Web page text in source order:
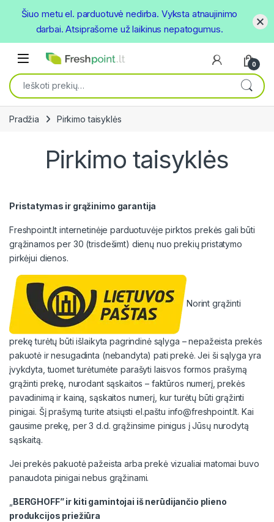
Open
0
Ieškoti:
Pradžia Pirkimo taisyklės
Pirkimo taisyklės
Pristatymas ir grąžinimo garantija
Freshpoint.lt internetinėje parduotuvėje pirktos prekės gali būti
grąžinamos per 30 (trisdešimt) dienų nuo prekių pristatymo
pirkėjui dienos.
Norint grąžinti
prekę turėtų būti išlaikyta pagrindinė sąlyga – nepažeista prekės
pakuotė ir nesugadinta (nebandyta) pati prekė. Jei ši sąlyga yra
įvykdyta, tuomet turėtumėte parašyti laisvos formos prašymą
grąžinti prekę, nurodant sąskaitos – faktūros numerį, prekės
pavadinimą ir kainą, sąskaitos numerį, kur turėtų būti grąžinti
pinigai. Šį prašymą turite atsiųsti el.paštu info@freshpoint.lt. Kai
gausime prekę, per 3 d.d. grąžinsime pinigus į Jūsų nurodytą
sąskaitą.
Jei prekės pakuotė pažeista arba prekė vizualiai matomai buvo
panaudota pinigai nebus grąžinami.
BERGHOFF” ir kiti gamintojai iš nerūdijančio plieno
produkcijos priežiūra
Šiuo metu el. parduotuvė nedirba. Vyksta atnaujinimo
darbai. Atsiprašome už laikinus nepatogumus.